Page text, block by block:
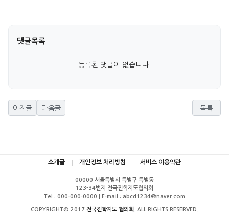
댓글목록
등록된 댓글이 없습니다.
이전글 다음글 목록
소개글 개인정보 처리방침 서비스 이용약관
00000 서울특별시 특별구 특별동
123-34번지 전국진학지도협의회
Tel : 000-000-0000 | E-mail : abcd1234@naver.com
COPYRIGHT© 2017 전국진학지도 협의회 . ALL RIGHTS RESERVED.